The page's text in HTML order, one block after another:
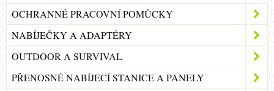
OCHRANNÉ PRACOVNÍ POMŮCKY
NABÍJEČKY A ADAPTÉRY
OUTDOOR A SURVIVAL
PŘENOSNÉ NABÍJECÍ STANICE A PANELY